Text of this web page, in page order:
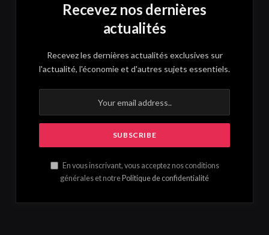
Recevez nos dernières
actualités
Recevez les dernières actualités exclusives sur
l'actualité, l'économie et d'autres sujets essentiels.
En vous inscrivant, vous acceptez nos conditions
générales et notre Politique de confidentialité